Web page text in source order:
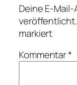
Deine E-
veröffentlicht.
markiert
Kommentar*